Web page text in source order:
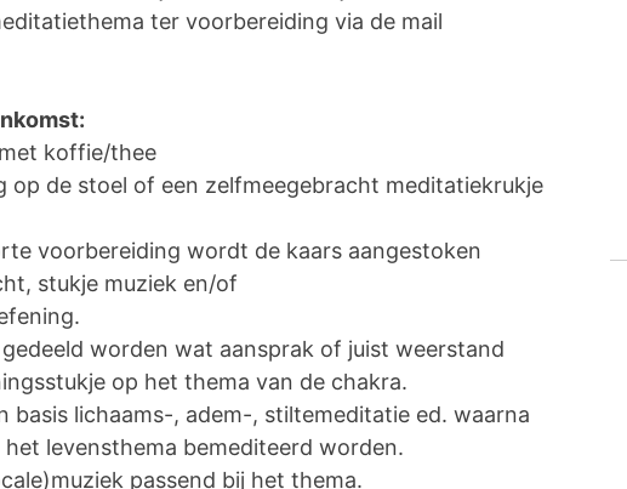
ter voorbereiding via de mail
met koffie/thee
op de stoel of een zelfmeegebracht meditatiekrukje
voorbereiding wordt de kaars aangestoken
stukje muziek en/of
worden wat aansprak of juist weerstand
op het thema van de chakra.
basis lichaams-, adem-, stiltemeditatie ed. waarna
levensthema bemediteerd worden.
passend bij het thema.